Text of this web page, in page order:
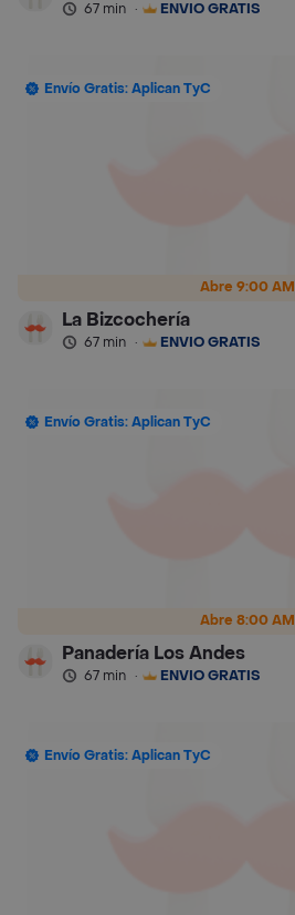
67 min · ENVÍO GRATIS
Abre 9:00 AM
Envío Gratis: Aplican TyC
La Bizcochería
67 min · ENVÍO GRATIS
Abre 8:00 AM
Envío Gratis: Aplican TyC
Panadería Los Andes
67 min · ENVÍO GRATIS
Envío Gratis: Aplican TyC